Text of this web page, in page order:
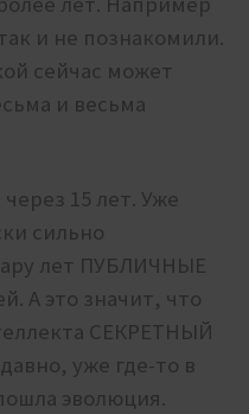
и не познакомили.
сейчас может
и весьма
15 лет. Уже
сильно
лет ПУБЛИЧНЫЕ
А это значит, что
СЕКРЕТНЫЙ
уже где-то в
эволюция.